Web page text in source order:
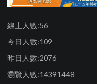
線上人數:56
今日人數:109
昨日人數:2076
瀏覽人數:14391448